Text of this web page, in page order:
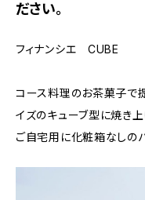
ださい。
フィナンシエ CUBE
コース料理のお茶菓子で
イズのキューブ型に焼き上
ご自宅用に化粧箱なしの